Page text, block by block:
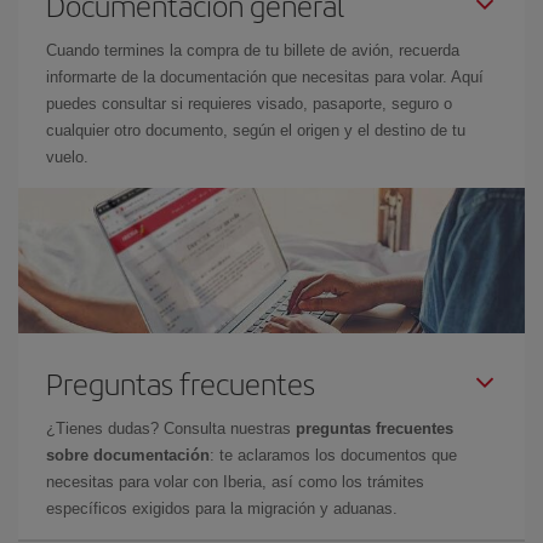
Cuando termines la compra de tu billete de avión, recuerda
informarte de la documentación que necesitas para volar. Aquí
puedes consultar si requieres visado, pasaporte, seguro o
cualquier otro documento, según el origen y el destino de tu
vuelo.
Preguntas frecuentes
¿Tienes dudas? Consulta nuestras preguntas frecuentes
sobre documentación: te aclaramos los documentos que
necesitas para volar con Iberia, así como los trámites
específicos exigidos para la migración y aduanas.